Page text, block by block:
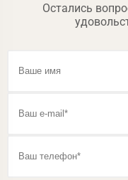
Остались